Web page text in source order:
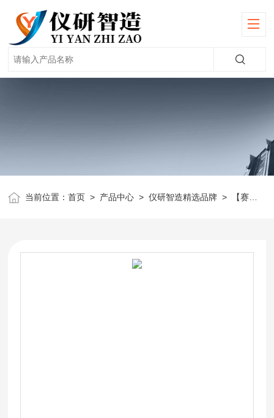
当前位置：首页 > 产品中心 >仪研智造精选品牌 > 【赛多利斯】天平